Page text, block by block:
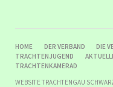
NAVIGATION
ÜBERSPRINGEN
HOME DER VERBAND DIE
TRACHTENJUGEND
TRACHTENKAMERAD
WEBSITE TRACHTENGAU